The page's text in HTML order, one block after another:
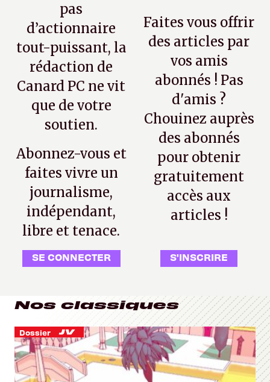
pas
d’actionnaire
tout-puissant, la
rédaction de
Canard PC ne vit
que de votre
soutien.
Abonnez-vous et
faites vivre un
journalisme,
indépendant,
libre et tenace.
SE CONNECTER
Faites vous offrir
des articles par
vos amis
abonnés ! Pas
d'amis ?
Chouinez auprès
des abonnés
pour obtenir
gratuitement
accès aux
articles !
S'INSCRIRE
Nos classiques
Dossier